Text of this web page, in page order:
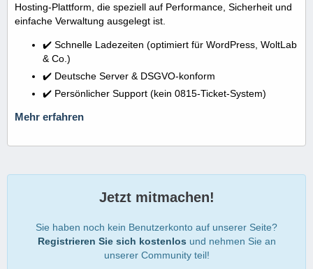
Hosting-Plattform, die speziell auf Performance, Sicherheit und
einfache Verwaltung ausgelegt ist.
✔️ Schnelle Ladezeiten (optimiert für WordPress, WoltLab
& Co.)
✔️ Deutsche Server & DSGVO-konform
✔️ Persönlicher Support (kein 0815-Ticket-System)
Mehr erfahren
Jetzt mitmachen!
Sie haben noch kein Benutzerkonto auf unserer Seite?
Registrieren Sie sich kostenlos und nehmen Sie an
unserer Community teil!